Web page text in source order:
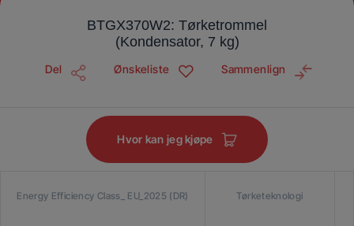
BTGX370W2: Tørketrommel
(Kondensator, 7 kg)
Del Ønskeliste Sammenlign
Hvor kan jeg kjøpe
Energy Efficiency Class_ EU_2025 (DR) Tørketeknologi